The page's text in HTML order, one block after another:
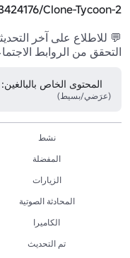
Clone-Tycoon-2
التحقق من الروابط
المحتوى الخاص بالبالغين: محدود
(عرَضي/بسيط)
نشط
المفضلة
الزيارات
المحادثة الصوتية
الكاميرا
تم التحديث